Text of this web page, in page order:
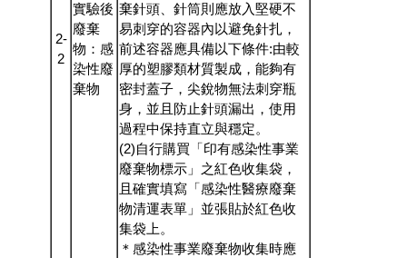
2-
2
實驗後
廢棄
物：感
染性廢
棄物
棄針頭、針筒則應放入堅硬不
易刺穿的容器內以避免針扎，
前述容器應具備以下條件:由較
厚的塑膠類材質製成，能夠有
密封蓋子，尖銳物無法刺穿瓶
身，並且防止針頭漏出，使用
過程中保持直立與穩定。
(2)自行購買「印有感染性事業
廢棄物標示」之紅色收集袋，
且確實填寫「感染性醫療廢棄
物清運表單」並張貼於紅色收
集袋上。
＊感染性事業廢棄物收集時應